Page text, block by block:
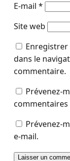
E-mail *
Site web
dans le
commentaire.
Prévenez-
commentaires
Prévenez-
e-mail.